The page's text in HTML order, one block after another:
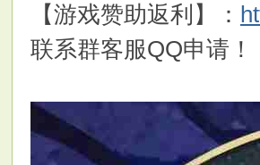
【游戏赞助返利】：
联系群客服QQ申请！